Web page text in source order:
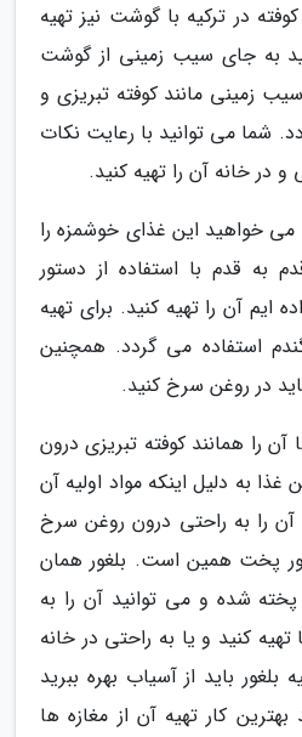
در ترکیه با گوشت نیز تهیه
به جای سیب زمینی از گوشت
سیب زمینی مانند کوفته تبریزی و
شما می توانید با رعایت نکات
در خانه آن را تهیه کنید.
می خواهید این غذای خوشمزه را
به قدم با استفاده از دستور
ایم آن را تهیه کنید. برای تهیه
گندم استفاده می گردد. همچنین
در روغن سرخ کنید.
را همانند کوفته تبریزی درون
به دلیل اینکه مواد اولیه آن
را به راحتی درون روغن سرخ
پخت همین است. بلغور همان
شده و می توانید آن را به
کنید و یا به راحتی در خانه
بلغور باید از آسیاب بهره ببرید
بهترین کار تهیه آن از مغازه ها